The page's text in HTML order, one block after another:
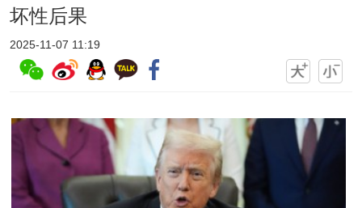
坏性后果
2025-11-07 11:19